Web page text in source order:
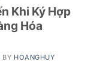
Khi Ký Hợp
Hóa
BY HOANGHUY